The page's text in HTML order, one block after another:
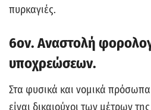
πυρκαγιές.
6ον. Αναστολή
υποχρεώσεων.
Στα φυσικά και νομικά
είναι δικαιούχοι των μέτρων